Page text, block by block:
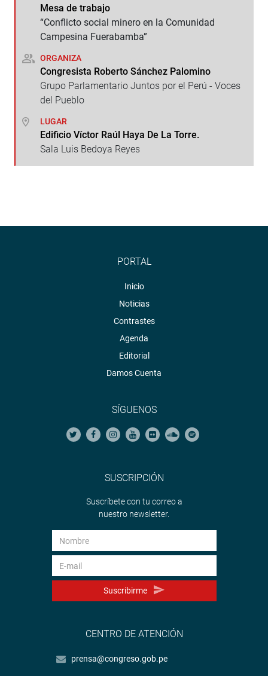
Mesa de trabajo
“Conflicto social minero en la Comunidad
Campesina Fuerabamba”
ORGANIZA
Congresista Roberto Sánchez Palomino
Grupo Parlamentario Juntos por el Perú - Voces
del Pueblo
LUGAR
Edificio Víctor Raúl Haya De La Torre.
Sala Luis Bedoya Reyes
PORTAL
Inicio
Noticias
Contrastes
Agenda
Editorial
Damos Cuenta
SÍGUENOS
SUSCRIPCIÓN
Suscríbete con tu correo a
nuestro newsletter.
Suscribirme
CENTRO DE ATENCIÓN
prensa@congreso.gob.pe